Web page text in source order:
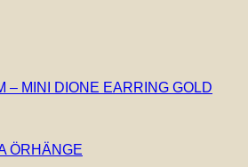
– MINI DIONE EARRING GOLD